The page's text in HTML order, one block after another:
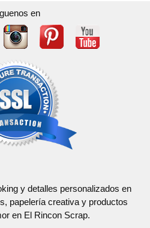
en
y detalles personalizados en
papelería creativa y productos
en El Rincon Scrap.